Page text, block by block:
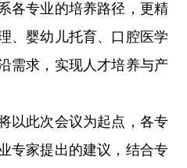
各专业的培养路径，更精
、婴幼儿托育、口腔医学
需求，实现人才培养与产
以此次会议为起点，各专
专家提出的建议，结合专